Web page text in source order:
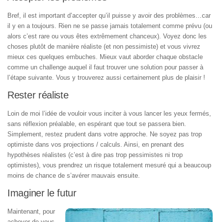
Bref, il est important d’accepter qu’il puisse y avoir des problèmes…car
il y en a toujours. Rien ne se passe jamais totalement comme prévu (ou
alors c’est rare ou vous êtes extrêmement chanceux). Voyez donc les
choses plutôt de manière réaliste (et non pessimiste) et vous vivrez
mieux ces quelques embuches. Mieux vaut aborder chaque obstacle
comme un challenge auquel il faut trouver une solution pour passer à
l’étape suivante. Vous y trouverez aussi certainement plus de plaisir !
Rester réaliste
Loin de moi l’idée de vouloir vous inciter à vous lancer les yeux fermés,
sans réflexion préalable, en espérant que tout se passera bien.
Simplement, restez prudent dans votre approche. Ne soyez pas trop
optimiste dans vos projections / calculs. Ainsi, en prenant des
hypothèses réalistes (c’est à dire pas trop pessimistes ni trop
optimistes), vous prendrez un risque totalement mesuré qui a beaucoup
moins de chance de s’avérer mauvais ensuite.
Imaginer le futur
Maintenant, pour